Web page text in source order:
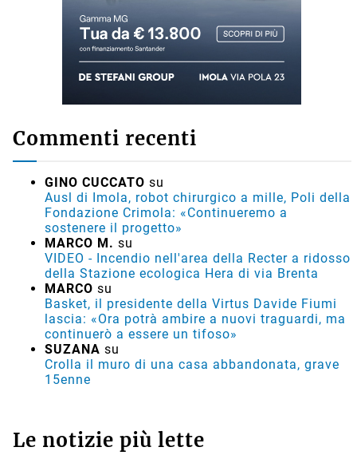
Commenti recenti
GINO CUCCATO su
Ausl di Imola, robot chirurgico a mille, Poli della
Fondazione Crimola: «Continueremo a
sostenere il progetto»
MARCO M. su
VIDEO - Incendio nell'area della Recter a ridosso
della Stazione ecologica Hera di via Brenta
MARCO su
Basket, il presidente della Virtus Davide Fiumi
lascia: «Ora potrà ambire a nuovi traguardi, ma
continuerò a essere un tifoso»
SUZANA su
Crolla il muro di una casa abbandonata, grave
15enne
Le notizie più lette